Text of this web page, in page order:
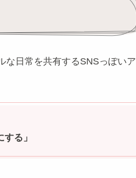
な日常を共有するSNSっぽいア
る」